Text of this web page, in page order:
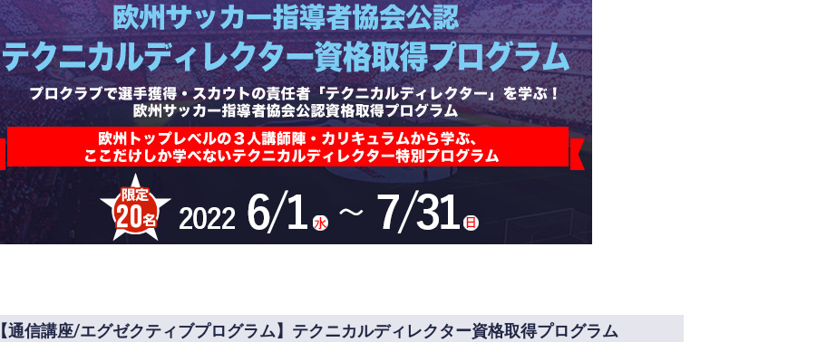
【通信講座/エグゼクティブプログラム】テクニカルディレクター資格取得プログラム